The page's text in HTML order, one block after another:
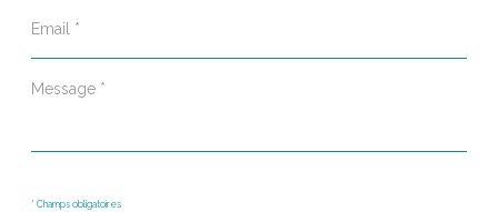
*
Message
* Champs obligatoires